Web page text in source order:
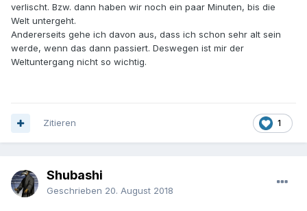
verlischt. Bzw. dann haben wir noch ein paar Minuten, bis die
Welt untergeht.
Andererseits gehe ich davon aus, dass ich schon sehr alt sein
werde, wenn das dann passiert. Deswegen ist mir der
Weltuntergang nicht so wichtig.
1
Zitieren
Shubashi
Geschrieben 20. August 2018